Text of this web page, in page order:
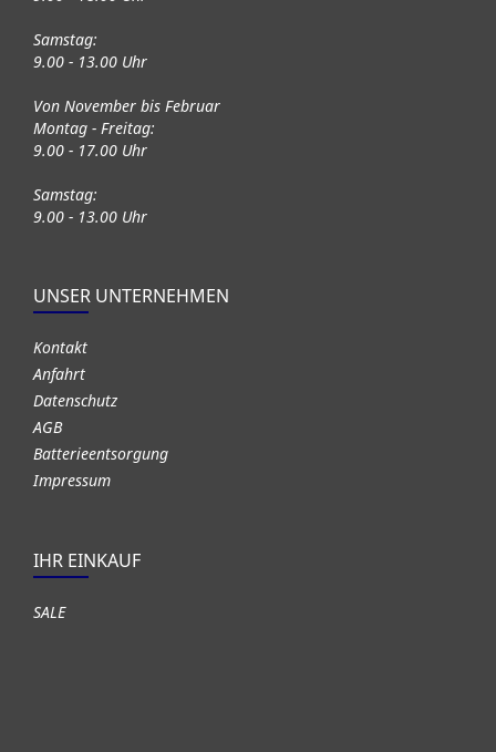
Samstag:
9.00 - 13.00 Uhr
Von November bis Februar
Montag - Freitag:
9.00 - 17.00 Uhr
Samstag:
9.00 - 13.00 Uhr
UNSER UNTERNEHMEN
Kontakt
Anfahrt
Datenschutz
AGB
Batterieentsorgung
Impressum
IHR EINKAUF
SALE